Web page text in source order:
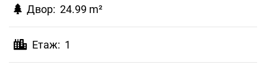
Двор: 24.99 m²
Етаж: 1